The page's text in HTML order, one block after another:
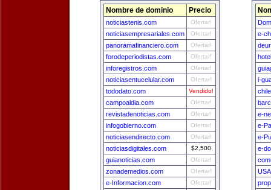
Nombre de dominio Precio
noticiastenis.com Ofertar!
noticiasempresariales.com Ofertar!
panoramafinanciero.com Ofertar!
forodeperiodistas.com Ofertar!
inforegistros.com Ofertar!
noticiasentucelular.com Ofertar!
tododato.com Vendido!
campoaldia.com Ofertar!
revistadenoticias.com Ofertar!
infogobierno.com Ofertar!
noticiasendirecto.com Ofertar!
noticiasdigitales.com $2,500
guianoticias.com Ofertar!
zonademedios.com Ofertar!
e-Informacion.com Ofertar!
e-
i-
e-
e-
e-
e-